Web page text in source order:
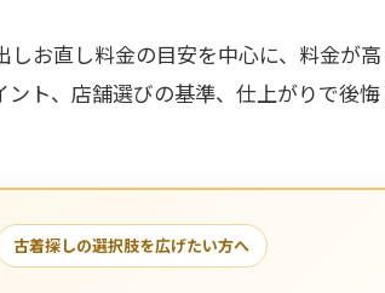
しお直し料金の目安を中心に、料金が
ト、店舗選びの基準、仕上がりで後
古着探しの選択肢を広げたい方へ